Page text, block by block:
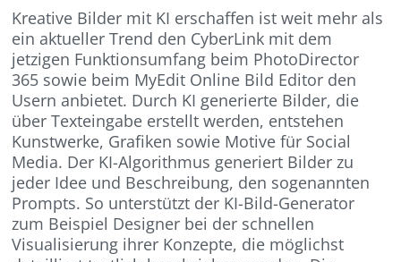
Kreative Bilder mit KI erschaffen ist weit mehr als
ein aktueller Trend den CyberLink mit dem
jetzigen Funktionsumfang beim PhotoDirector
365 sowie beim MyEdit Online Bild Editor den
Usern anbietet. Durch KI generierte Bilder, die
über Texteingabe erstellt werden, entstehen
Kunstwerke, Grafiken sowie Motive für Social
Media. Der KI-Algorithmus generiert Bilder zu
jeder Idee und Beschreibung, den sogenannten
Prompts. So unterstützt der KI-Bild-Generator
zum Beispiel Designer bei der schnellen
Visualisierung ihrer Konzepte, die möglichst